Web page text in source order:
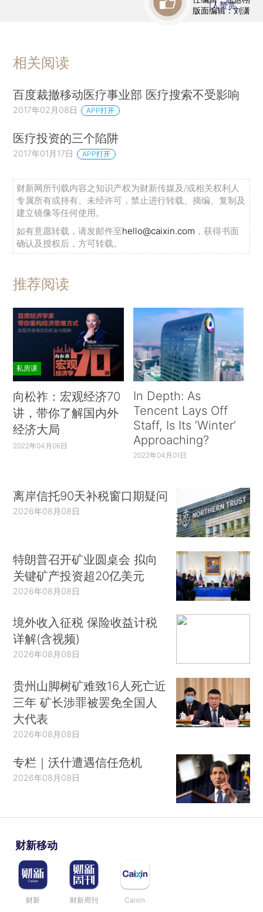
版面编辑：刘潇
1人赞赏
相关阅读
百度裁撤移动医疗事业部 医疗搜索不受影响
2017年02月08日 APP打开
医疗投资的三个陷阱
2017年01月17日 APP打开
财新网所刊载内容之知识产权为财新传媒及/或相关权利人
专属所有或持有。未经许可，禁止进行转载、摘编、复制及
建立镜像等任何使用。
如有意愿转载，请发邮件至hello@caixin.com ，获得书面
确认及授权后，方可转载。
推荐阅读
私房课
向松祚：宏观经济70
讲，带你了解国内外
经济大局
2022年04月06日
In Depth: As
Tencent Lays Off
Staff, Is Its ‘Winter’
Approaching?
2022年04月01日
离岸信托90天补税窗口期疑问
2026年08月08日
特朗普召开矿业圆桌会 拟向
关键矿产投资超20亿美元
2026年08月08日
境外收入征税 保险收益计税
详解(含视频)
2026年08月08日
贵州山脚树矿难致16人死亡近
三年 矿长涉罪被罢免全国人
大代表
2026年08月08日
专栏｜沃什遭遇信任危机
2026年08月08日
财新移动
财新 财新周刊 Caixin